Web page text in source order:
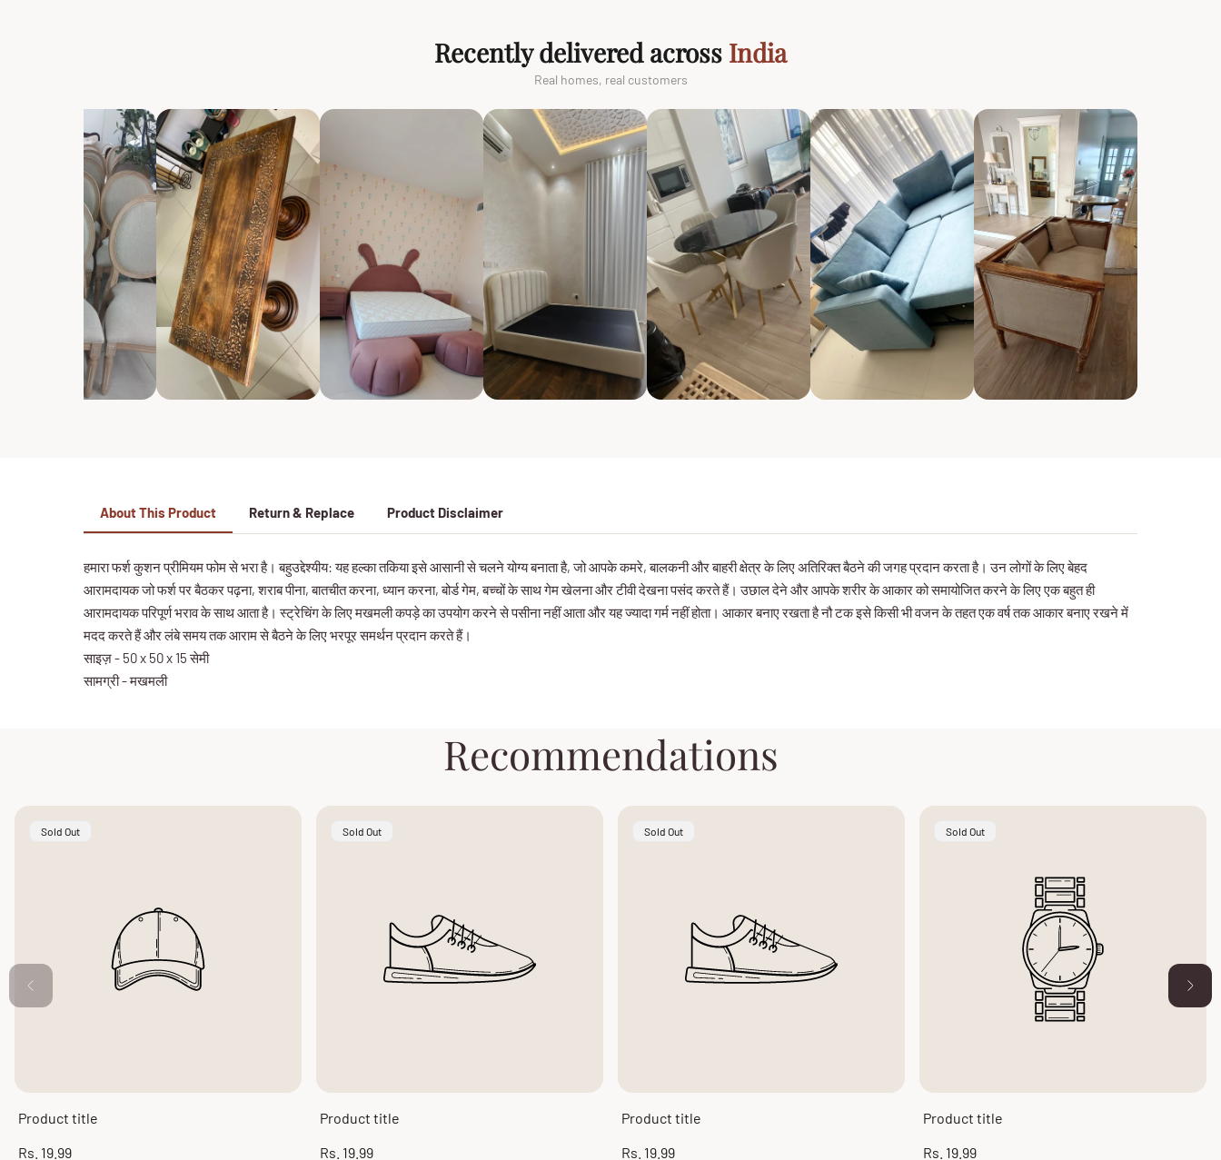
Recently delivered across India
Real homes, real customers
About This Product Return & Replace Product Disclaimer
हमारा फर्श कुशन प्रीमियम फोम से भरा है। बहुउद्देश्यीय: यह हल्का तकिया इसे आसानी से चलने योग्य बनाता है, जो आपके कमरे, बालकनी और बाहरी क्षेत्र के लिए अतिरिक्त बैठने की जगह प्रदान करता है। उन लोगों के लिए बेहद
आरामदायक जो फर्श पर बैठकर पढ़ना, शराब पीना, बातचीत करना, ध्यान करना, बोर्ड गेम, बच्चों के साथ गेम खेलना और टीवी देखना पसंद करते हैं। उछाल देने और आपके शरीर के आकार को समायोजित करने के लिए एक बहुत ही
आरामदायक परिपूर्ण भराव के साथ आता है। स्ट्रेचिंग के लिए मखमली कपड़े का उपयोग करने से पसीना नहीं आता और यह ज्यादा गर्म नहीं होता। आकार बनाए रखता है नौ टक इसे किसी भी वजन के तहत एक वर्ष तक आकार बनाए रखने में
मदद करते हैं और लंबे समय तक आराम से बैठने के लिए भरपूर समर्थन प्रदान करते हैं।
साइज़ - 50 x 50 x 15 सेमी
सामग्री - मखमली
Recommendations
Product
Sold Out
Product title
Regular
Rs. 19.99
Product
Sold Out
Product title
Regular
Rs. 19.99
Product
Sold Out
Product title
Regular
Rs. 19.99
Product
Sold Out
Product title
Regular
Rs. 19.99